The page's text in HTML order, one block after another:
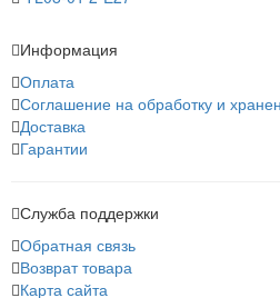
Информация
Оплата
Соглашение на обработку и
Доставка
Гарантии
Служба поддержки
Обратная связь
Возврат товара
Карта сайта